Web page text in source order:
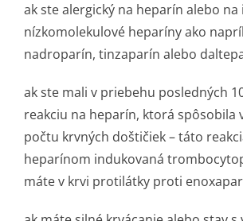
ak ste alergický na heparín alebo na
nízkomolekulové heparíny ako
nadroparín, tinzaparín alebo
ak ste mali v priebehu posledných
reakciu na heparín, ktorá spôsobila
počtu krvných doštičiek – táto
heparínom indukovaná
máte v krvi protilátky proti